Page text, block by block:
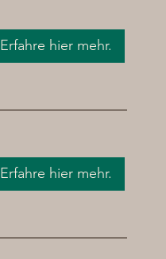
Erfahre hier mehr.
Erfahre hier mehr.